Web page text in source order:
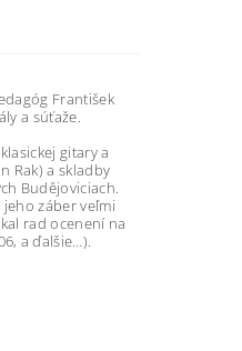
František
a súťaže.
gitary a
Rak) a skladby
Budějoviciach.
záber veľmi
rad ocenení na
a ďalšie…).